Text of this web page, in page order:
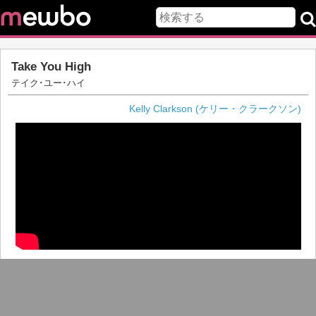
Take You High
テイク･ユー･ハイ
Kelly Clarkson (ケリー・クラークソン)